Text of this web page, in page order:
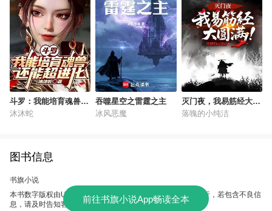
斗罗：我能培育魂兽，
还能超进化
沐沐蛇
吞噬星空之雷霆之主
冰风恶魔
灭门夜，我易筋经大圆
满！
落魄的小纯洁
图书信息
书旗小说
本书数字版权由UC故事会提供，授权本软件使用、制作、发行，若包含不良信
息，请及时告知客服。
前往书旗小说App畅读全本